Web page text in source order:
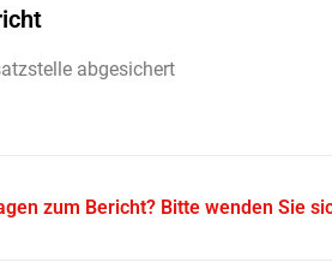
abgesichert
zum Bericht? Bitte wenden Sie